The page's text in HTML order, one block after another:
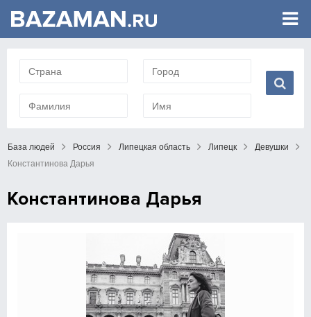
База людей Россия Липецкая область Липецк
Девушки
Константинова Дарья
Константинова Дарья